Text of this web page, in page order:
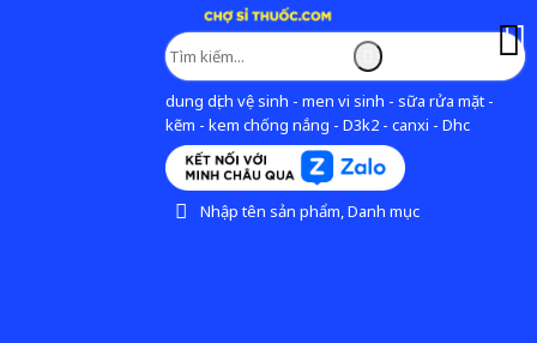
dung dịch vệ sinh - men vi sinh - sữa rửa mặt -
kẽm - kem chống nắng - D3k2 - canxi - Dhc
Nhập tên sản phẩm, Danh mục